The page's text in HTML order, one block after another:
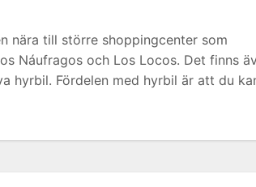
nära till större shoppingcenter som
Náufragos och Los Locos. Det finns
hyrbil. Fördelen med hyrbil är att du